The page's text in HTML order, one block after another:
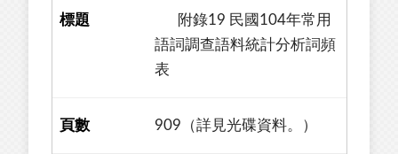
附錄19 民國104年常用
語詞調查語料統計分析詞頻
表
909（詳見光碟資料。）